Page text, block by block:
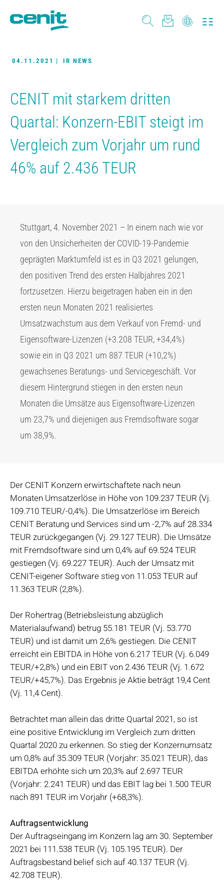
04.11.2021 | IR NEWS
CENIT mit starkem dritten
Quartal: Konzern-EBIT steigt im
Vergleich zum Vorjahr um rund
46% auf 2.436 TEUR
Stuttgart, 4. November 2021 – In einem nach wie vor
von den Unsicherheiten der COVID-19-Pandemie
geprägten Marktumfeld ist es in Q3 2021 gelungen,
den positiven Trend des ersten Halbjahres 2021
fortzusetzen. Hierzu beigetragen haben ein in den
ersten neun Monaten 2021 realisiertes
Umsatzwachstum aus dem Verkauf von Fremd- und
Eigensoftware-Lizenzen (+3.208 TEUR, +34,4%)
sowie ein in Q3 2021 um 887 TEUR (+10,2%)
gewachsenes Beratungs- und Servicegeschäft. Vor
diesem Hintergrund stiegen in den ersten neun
Monaten die Umsätze aus Eigensoftware-Lizenzen
um 23,7% und diejenigen aus Fremdsoftware sogar
um 38,9%.
Der CENIT Konzern erwirtschaftete nach neun
Monaten Umsatzerlöse in Höhe von 109.237 TEUR (Vj.
109.710 TEUR/-0,4%). Die Umsatzerlöse im Bereich
CENIT Beratung und Services sind um -2,7% auf 28.334
TEUR zurückgegangen (Vj. 29.127 TEUR). Die Umsätze
mit Fremdsoftware sind um 0,4% auf 69.524 TEUR
gestiegen (Vj. 69.227 TEUR). Auch der Umsatz mit
CENIT-eigener Software stieg von 11.053 TEUR auf
11.363 TEUR (2,8%).
Der Rohertrag (Betriebsleistung abzüglich
Materialaufwand) betrug 55.181 TEUR (Vj. 53.770
TEUR) und ist damit um 2,6% gestiegen. Die CENIT
erreicht ein EBITDA in Höhe von 6.217 TEUR (Vj. 6.049
TEUR/+2,8%) und ein EBIT von 2.436 TEUR (Vj. 1.672
TEUR/+45,7%). Das Ergebnis je Aktie beträgt 19,4 Cent
(Vj. 11,4 Cent).
Betrachtet man allein das dritte Quartal 2021, so ist
eine positive Entwicklung im Vergleich zum dritten
Quartal 2020 zu erkennen. So stieg der Konzernumsatz
um 0,8% auf 35.309 TEUR (Vorjahr: 35.021 TEUR), das
EBITDA erhöhte sich um 20,3% auf 2.697 TEUR
(Vorjahr: 2.241 TEUR) und das EBIT lag bei 1.500 TEUR
nach 891 TEUR im Vorjahr (+68,3%).
Auftragsentwicklung
Der Auftragseingang im Konzern lag am 30. September
2021 bei 111.538 TEUR (Vj. 105.195 TEUR). Der
Auftragsbestand belief sich auf 40.137 TEUR (Vj.
42.708 TEUR).